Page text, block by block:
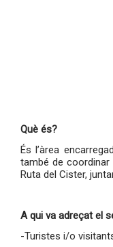
Què és?
És l’àrea
també de
Ruta del Cister,
A qui va adreçat el
-Turistes i/o